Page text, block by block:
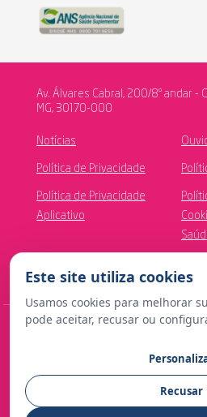
Av. Álvares Cabral, 200/8º andar -
MG, 30170-000
Notícias
Política de Privacidade
Política de Privacidade
Aplicativo
Contato para imprensa:
Este site utiliza cookies
Usamos cookies para melhorar
pode aceitar, recusar ou
Recusar